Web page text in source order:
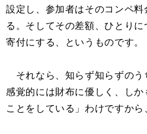
設定し、参加者はそのコンペ
る。そしてその差額、ひとり
寄付にする、というものです。
それなら、知らず知らずのう
感覚的には財布に優しく、し
ことをしている」わけですから